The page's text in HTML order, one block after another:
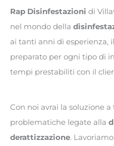
Rap Disinfestazioni di
nel mondo della
ai tanti anni di esperienza,
preparato per ogni tipo di
tempi prestabiliti con il
Con noi avrai la soluzione
problematiche legate alla
derattizzazione.